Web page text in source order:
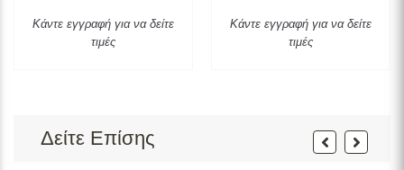
Κάντε εγγραφή για να δείτε
τιμές
Κάντε εγγραφή για να δείτε
τιμές
Δείτε Επίσης